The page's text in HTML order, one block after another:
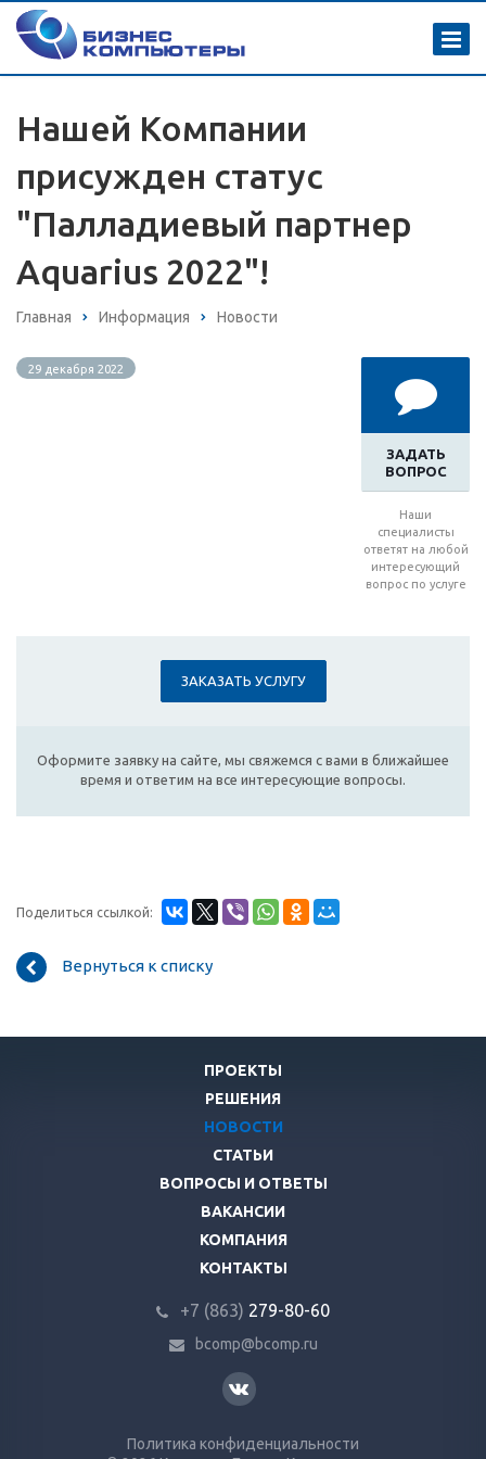
Нашей Компании
присужден статус
"Палладиевый партнер
Aquarius 2022"!
Главная Информация Новости
ЗАДАТЬ
ВОПРОС
Наши
специалисты
ответят на любой
интересующий
вопрос по услуге
29 декабря 2022
ЗАКАЗАТЬ УСЛУГУ
Оформите заявку на сайте, мы свяжемся с вами в ближайшее
время и ответим на все интересующие вопросы.
Поделиться ссылкой:
Вернуться к списку
ПРОЕКТЫ
РЕШЕНИЯ
НОВОСТИ
СТАТЬИ
ВОПРОСЫ И ОТВЕТЫ
ВАКАНСИИ
КОМПАНИЯ
КОНТАКТЫ
+7 (863) 279-80-60
bcomp@bcomp.ru
Политика конфиденциальности